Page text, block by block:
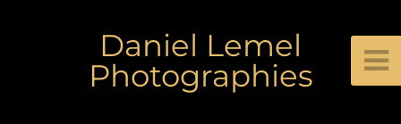
Daniel Lemel
Photographies